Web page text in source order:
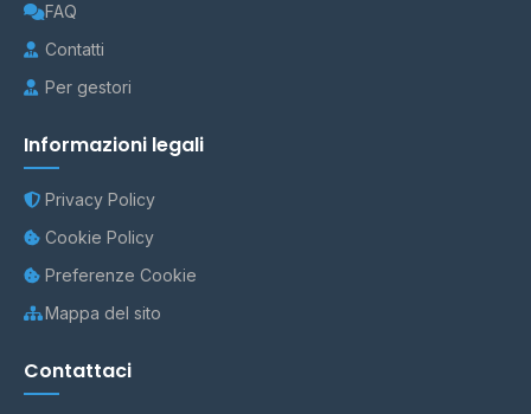
FAQ
Contatti
Per gestori
Informazioni legali
Privacy Policy
Cookie Policy
Preferenze Cookie
Mappa del sito
Contattaci